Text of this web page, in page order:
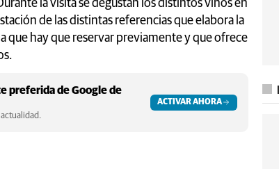
la visita se degustan los distintos vinos en
de las distintas referencias que elabora la
que hay que reservar previamente y que ofrece
preferida de Google de
ACTIVAR AHORA